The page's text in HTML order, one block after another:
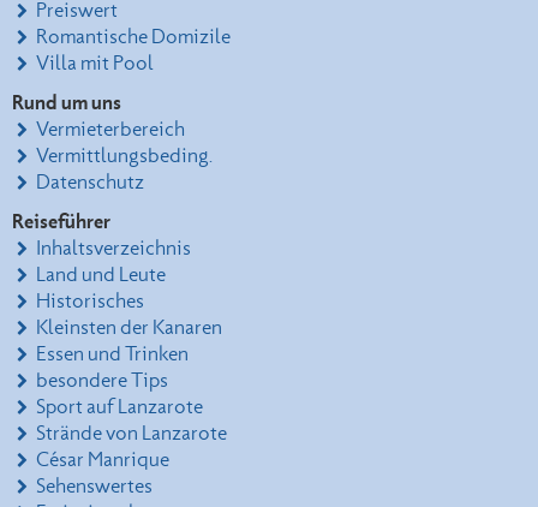
Preiswert
Romantische Domizile
Villa mit Pool
Rund um uns
Vermieterbereich
Vermittlungsbeding.
Datenschutz
Reiseführer
Inhaltsverzeichnis
Land und Leute
Historisches
Kleinsten der Kanaren
Essen und Trinken
besondere Tips
Sport auf Lanzarote
Strände von Lanzarote
César Manrique
Sehenswertes